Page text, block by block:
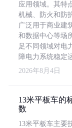
应用领域。其特
机械、防火和防
广泛用于商业建
和数据中心等场
足不同领域对电
障电力系统稳定
2026年8月4日
13米平板车的
数
13米平板车主要